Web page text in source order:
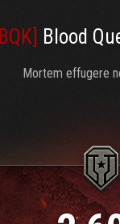
[BQK] Blood
Mortem effugere